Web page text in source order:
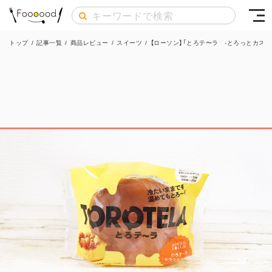
トップ / 記事一覧 / 商品レビュー / スイーツ / 【ローソン】「とろテ〜ラ -とろっとカス